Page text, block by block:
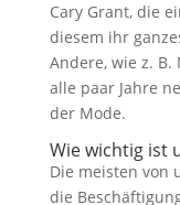
Cary Grant, die
diesem ihr
Andere, wie z.
alle paar Jahre
der Mode.
Wie wichtig ist
Die meisten von
die